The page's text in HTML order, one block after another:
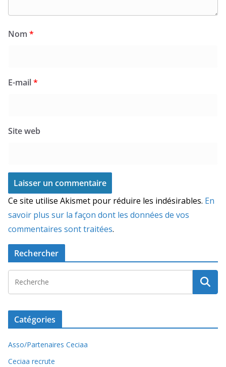
Nom *
E-mail*
Site web
Ce site utilise Akismet pour réduire les indésirables. En
savoir plus sur la façon dont les données de vos
commentaires sont traitées.
Rechercher
Catégories
Asso/Partenaires Ceciaa
Ceciaa recrute